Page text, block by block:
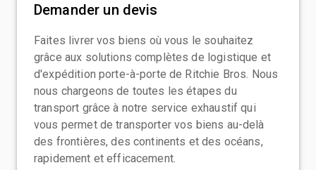
Demander un devis
Faites livrer vos biens où vous le souhaitez
grâce aux solutions complètes de logistique et
d'expédition porte-à-porte de Ritchie Bros. Nous
nous chargeons de toutes les étapes du
transport grâce à notre service exhaustif qui
vous permet de transporter vos biens au-delà
des frontières, des continents et des océans,
rapidement et efficacement.